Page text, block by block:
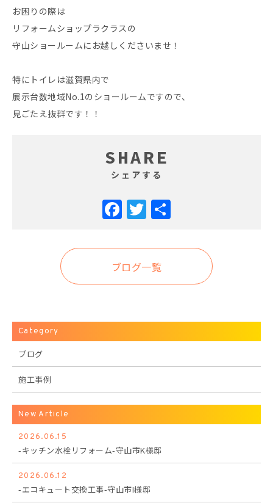
お困りの際は
リフォームショップラクラスの
守山ショールームにお越しくださいませ！
特にトイレは滋賀県内で
展示台数地域No.1のショールームですので、
見ごたえ抜群です！！
SHARE
シェアする
Facebook
Twitter
ブログ一覧
Category
ブログ
施工事例
New Article
2026.06.15
-キッチン水栓リフォーム-守山市K様邸
2026.06.12
-エコキュート交換工事-守山市I様邸